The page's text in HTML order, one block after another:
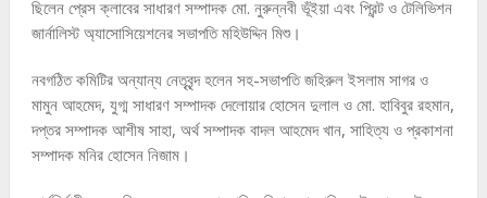
ছিলেন প্রেস ক্লাবের সাধারণ সম্পাদক মো. নুরুন্নবী ভূঁইয়া এবং প্রিন্ট ও টেলিভিশন
জার্নালিস্ট অ্যাসোসিয়েশনের সভাপতি মহিউদ্দিন মিশু।
নবগঠিত কমিটির অন্যান্য নেতৃবৃন্দ হলেন সহ-সভাপতি জহিরুল ইসলাম সাগর ও
মামুন আহমেদ, যুগ্ম সাধারণ সম্পাদক দেলোয়ার হোসেন দুলাল ও মো. হাবিবুর রহমান,
দপ্তর সম্পাদক আশীষ সাহা, অর্থ সম্পাদক বাদল আহমেদ খান, সাহিত্য ও প্রকাশনা
সম্পাদক মনির হোসেন নিজাম।